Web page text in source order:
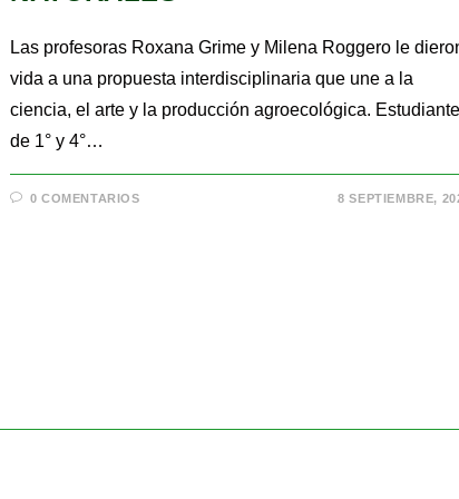
Las profesoras Roxana Grime y Milena Roggero le
vida a una propuesta interdisciplinaria que une a la
ciencia, el arte y la producción agroecológica.
de 1° y 4°…
0 COMENTARIOS 8 SEPTIEMBRE,